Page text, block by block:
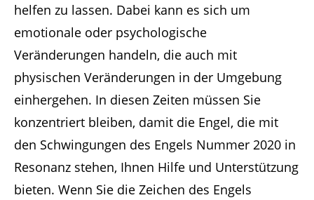
helfen zu lassen. Dabei kann es sich um
emotionale oder psychologische
Veränderungen handeln, die auch mit
physischen Veränderungen in der Umgebung
einhergehen. In diesen Zeiten müssen Sie
konzentriert bleiben, damit die Engel, die mit
den Schwingungen des Engels Nummer 2020 in
Resonanz stehen, Ihnen Hilfe und Unterstützung
bieten. Wenn Sie die Zeichen des Engels